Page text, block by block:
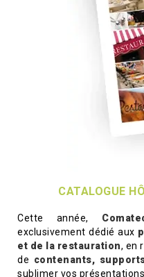
CATALOGUE
Cette année,
exclusivement dédié aux
et de la restauration, en
de contenants,
sublimer vos présentations.